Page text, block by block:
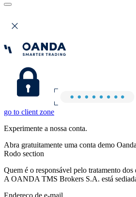
go to client zone
Experimente a nossa conta.
Abra gratuitamente uma conta demo
Rodo section
Quem é o responsável pelo tratamento dos
A OANDA TMS Brokers S.A. está
Endereço de e-mail